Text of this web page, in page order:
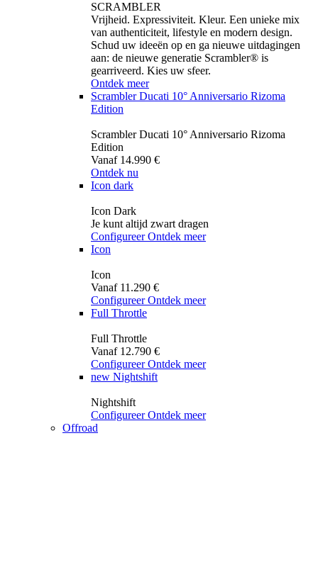
SCRAMBLER
Vrijheid. Expressiviteit. Kleur. Een unieke mix
van authenticiteit, lifestyle en modern design.
Schud uw ideeën op en ga nieuwe uitdagingen
aan: de nieuwe generatie Scrambler® is
gearriveerd. Kies uw sfeer.
Ontdek meer
Scrambler Ducati 10° Anniversario Rizoma
Edition
Scrambler Ducati 10° Anniversario Rizoma
Edition
Vanaf 14.990 €
Ontdek nu
Icon dark
Icon Dark
Je kunt altijd zwart dragen
Configureer Ontdek meer
Icon
Icon
Vanaf 11.290 €
Configureer Ontdek meer
Full Throttle
Full Throttle
Vanaf 12.790 €
Configureer Ontdek meer
new Nightshift
Nightshift
Configureer Ontdek meer
Offroad